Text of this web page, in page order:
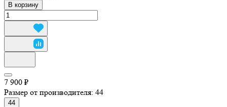
В корзину
7 900 ₽
Размер от производителя: 44
44